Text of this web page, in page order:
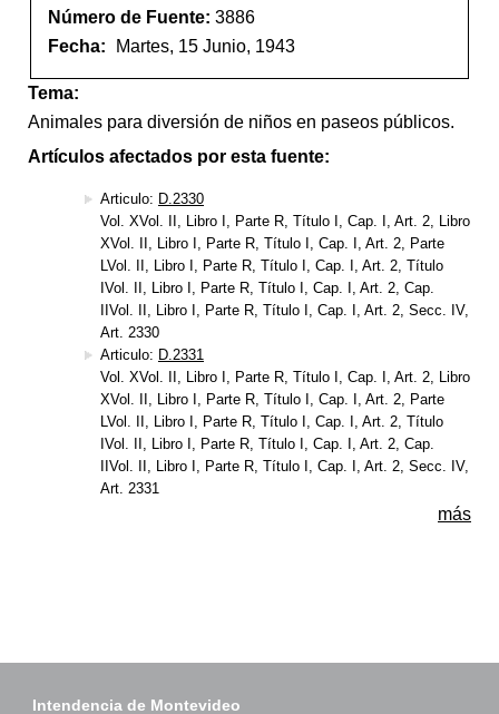
Número de Fuente: 3886
Fecha:
Martes, 15 Junio, 1943
Tema:
Animales para diversión de niños en paseos públicos.
Artículos afectados por esta fuente:
Articulo: D.2330
Vol. XVol. II, Libro I, Parte R, Título I, Cap. I, Art. 2, Libro
XVol. II, Libro I, Parte R, Título I, Cap. I, Art. 2, Parte
LVol. II, Libro I, Parte R, Título I, Cap. I, Art. 2, Título
IVol. II, Libro I, Parte R, Título I, Cap. I, Art. 2, Cap.
IIVol. II, Libro I, Parte R, Título I, Cap. I, Art. 2, Secc. IV,
Art. 2330
Articulo: D.2331
Vol. XVol. II, Libro I, Parte R, Título I, Cap. I, Art. 2, Libro
XVol. II, Libro I, Parte R, Título I, Cap. I, Art. 2, Parte
LVol. II, Libro I, Parte R, Título I, Cap. I, Art. 2, Título
IVol. II, Libro I, Parte R, Título I, Cap. I, Art. 2, Cap.
IIVol. II, Libro I, Parte R, Título I, Cap. I, Art. 2, Secc. IV,
Art. 2331
más
Intendencia de Montevideo